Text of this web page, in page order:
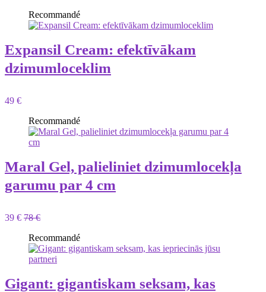
Recommandé
Expansil Cream: efektīvākam
dzimumloceklim
49 €
Recommandé
Maral Gel, palieliniet dzimumlocekļa
garumu par 4 cm
39 € 78 €
Recommandé
Gigant: gigantiskam seksam, kas